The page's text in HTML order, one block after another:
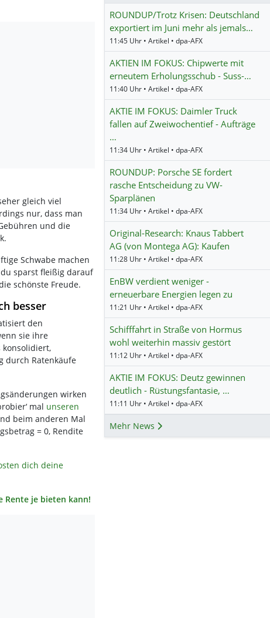
gleich viel
nur, dass man
und die
Schwabe machen
sparst fleißig darauf
schönste Freude.
besser
den
sie ihre
konsolidiert,
durch Ratenkäufe
wirken
mal unseren
beim anderen Mal
= 0, Rendite
dich deine
Rente je bieten kann!
ROUNDUP/Trotz Krisen: Deutschland
exportiert im Juni mehr als jemals…
11:45 Uhr • Artikel • dpa-AFX
AKTIEN IM FOKUS: Chipwerte mit
erneutem Erholungsschub - Suss-…
11:40 Uhr • Artikel • dpa-AFX
AKTIE IM FOKUS: Daimler Truck
fallen auf Zweiwochentief - Aufträge
…
11:34 Uhr • Artikel • dpa-AFX
ROUNDUP: Porsche SE fordert
rasche Entscheidung zu VW-
Sparplänen
11:34 Uhr • Artikel • dpa-AFX
Original-Research: Knaus Tabbert
AG (von Montega AG): Kaufen
11:28 Uhr • Artikel • dpa-AFX
EnBW verdient weniger -
erneuerbare Energien legen zu
11:21 Uhr • Artikel • dpa-AFX
Schifffahrt in Straße von Hormus
wohl weiterhin massiv gestört
11:12 Uhr • Artikel • dpa-AFX
AKTIE IM FOKUS: Deutz gewinnen
deutlich - Rüstungsfantasie, …
11:11 Uhr • Artikel • dpa-AFX
Mehr News